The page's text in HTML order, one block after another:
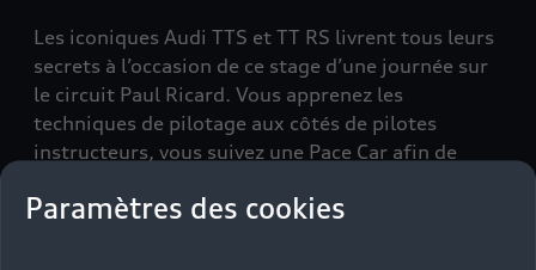
Les iconiques Audi TTS et TT RS livrent tous leurs
secrets à l’occasion de ce stage d’une journée sur
le circuit Paul Ricard. Vous apprenez les
techniques de pilotage aux côtés de pilotes
instructeurs, vous suivez une Pace Car afin de
prenez vous-même les commandes !
Paramètres des cookies